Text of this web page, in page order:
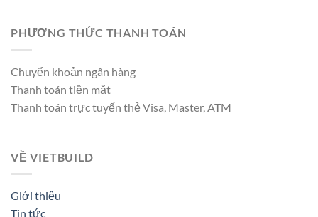
PHƯƠNG THỨC THANH TOÁN
Chuyển khoản ngân hàng
Thanh toán tiền mặt
Thanh toán trực tuyến thẻ Visa, Master, ATM
VỀ VIETBUILD
Giới thiệu
Tin tức